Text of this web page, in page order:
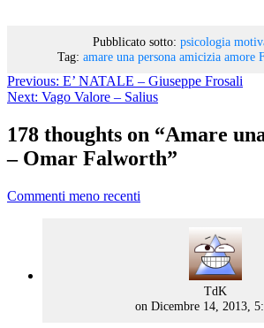
Pubblicato sotto: psicologia
Tag: amare una persona amicizia amore
Previous: E’ NATALE – Giuseppe Frosali
Next: Vago Valore – Salius
178 thoughts on “Amare
– Omar Falworth”
Commenti meno recenti
TdK
on Dicembre 14, 2013,